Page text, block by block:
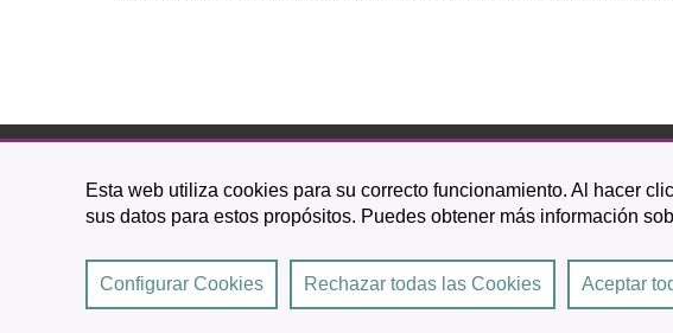
Esta web utiliza cookies para su correcto funcionamiento. Al hacer
sus datos para estos propósitos. Puedes obtener más información
Configurar Cookies Rechazar todas las Cookies Aceptar
38201 La Laguna
922 601 100
2026 © Excmo. Ayuntamiento de San Cristóbal de La Laguna |